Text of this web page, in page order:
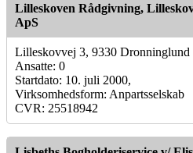
Lilleskoven Rådgivning,
ApS
Lilleskovvej 3, 9330 Dronninglund
Ansatte: 0
Startdato: 10. juli 2000,
Virksomhedsform: Anpartsselskab
CVR: 25518942